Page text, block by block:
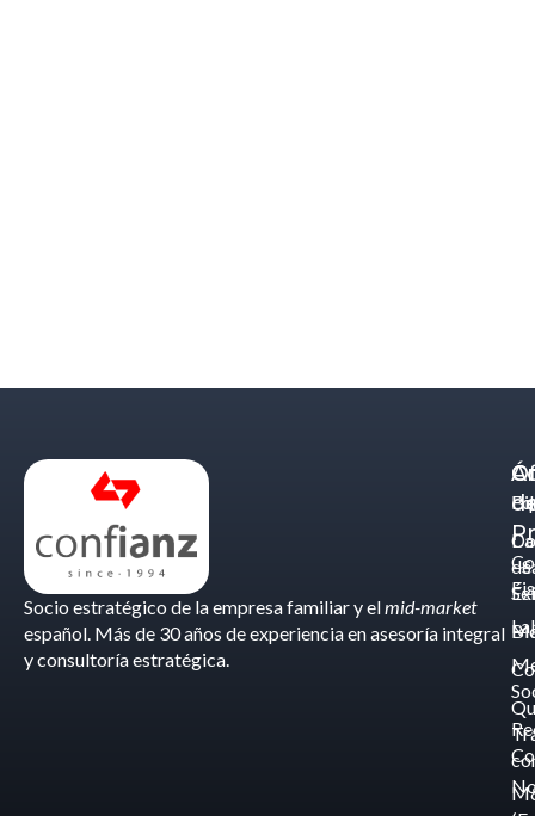
Socio estratégico de la empresa familiar y elmid-market
español. Más de 30 años de experiencia en asesoría integral
y consultoría estratégica.
de
-